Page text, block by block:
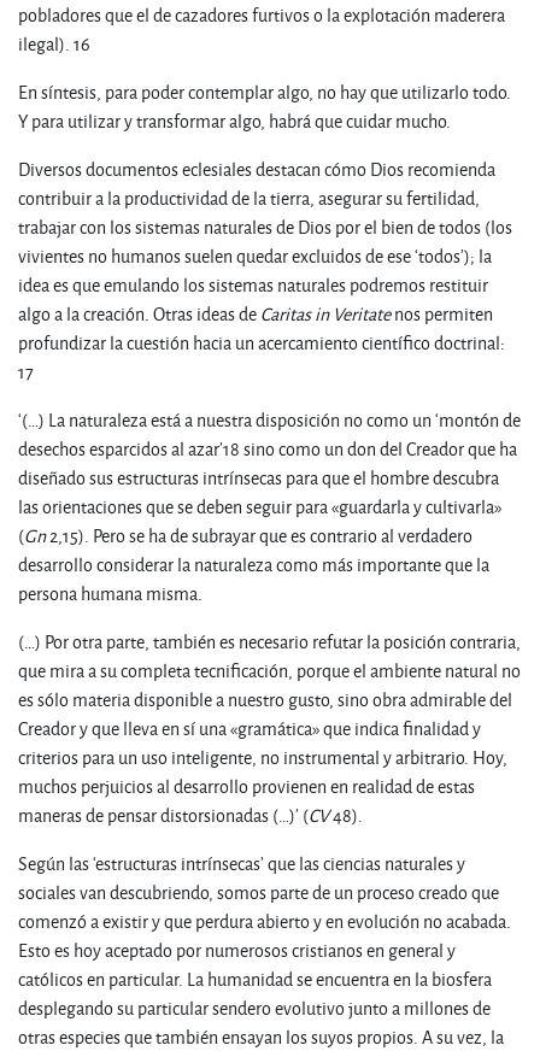
pobladores que el de cazadores furtivos o la explotación maderera
ilegal). 16
En síntesis, para poder contemplar algo, no hay que utilizarlo todo.
Y para utilizar y transformar algo, habrá que cuidar mucho.
Diversos documentos eclesiales destacan cómo Dios recomienda
contribuir a la productividad de la tierra, asegurar su fertilidad,
trabajar con los sistemas naturales de Dios por el bien de todos (los
vivientes no humanos suelen quedar excluidos de ese ‘todos’); la
idea es que emulando los sistemas naturales podremos restituir
algo a la creación. Otras ideas deCaritas in Veritatenos permiten
profundizar la cuestión hacia un acercamiento científico doctrinal:
17
‘(…) La naturaleza está a nuestra disposición no como un ‘montón de
desechos esparcidos al azar’18 sino como un don del Creador que ha
diseñado sus estructuras intrínsecas para que el hombre descubra
las orientaciones que se deben seguir para «guardarla y cultivarla»
(Gn2,15). Pero se ha de subrayar que es contrario al verdadero
desarrollo considerar la naturaleza como más importante que la
persona humana misma.
(…) Por otra parte, también es necesario refutar la posición contraria,
que mira a su completa tecnificación, porque el ambiente natural no
es sólo materia disponible a nuestro gusto, sino obra admirable del
Creador y que lleva en sí una «gramática» que indica finalidad y
criterios para un uso inteligente, no instrumental y arbitrario. Hoy,
muchos perjuicios al desarrollo provienen en realidad de estas
maneras de pensar distorsionadas (…)’ (CV48).
Según las ‘estructuras intrínsecas’ que las ciencias naturales y
sociales van descubriendo, somos parte de un proceso creado que
comenzó a existir y que perdura abierto y en evolución no acabada.
Esto es hoy aceptado por numerosos cristianos en general y
católicos en particular. La humanidad se encuentra en la biosfera
desplegando su particular sendero evolutivo junto a millones de
otras especies que también ensayan los suyos propios. A su vez, la